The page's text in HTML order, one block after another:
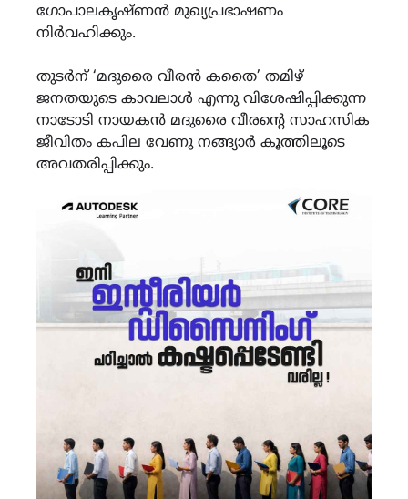
ഗോപാലകൃഷ്ണൻ മുഖ്യപ്രഭാഷണം
നിർവഹിക്കും.
തുടർന് ‘മദുരൈ വീരൻ കതൈ’ തമിഴ്
ജനതയുടെ കാവലാൾ എന്നു വിശേഷിപ്പിക്കുന്ന
നാടോടി നായകൻ മദുരൈ വീരൻ്റെ സാഹസിക
ജീവിതം കപില വേണു നങ്ങ്യാർ കൂത്തിലൂടെ
അവതരിപ്പിക്കും.